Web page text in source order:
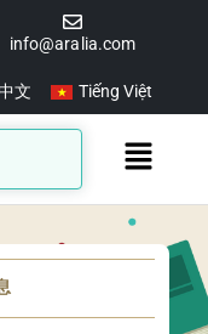
info@aralia.com
文 Tiếng Việt
Main